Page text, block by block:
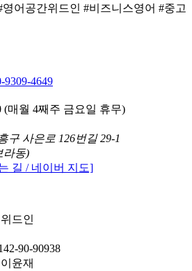
어공간위드인 #비즈니스영어 #중고
9309-4649
(매월 4째주 금요일 휴무)
구 사은로 126번길 29-1
라동)
길 / 네이버 지도]
드인
90-90938
이윤재